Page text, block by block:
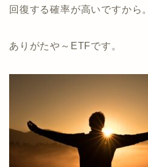
回復する確率が高いですから。
ありがたや～ETFです。